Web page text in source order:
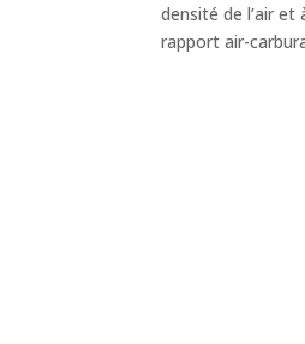
densité de l’air et
rapport air-